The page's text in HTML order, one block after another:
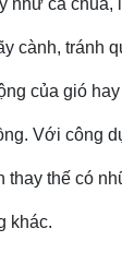
như cà chua,
cành, tránh
của gió
Với công
thay thế có
khác.